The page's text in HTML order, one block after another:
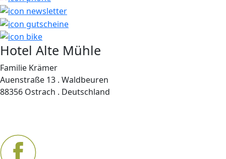
Hotel Alte Mühle
Familie Krämer
Auenstraße 13 . Waldbeuren
88356 Ostrach . Deutschland